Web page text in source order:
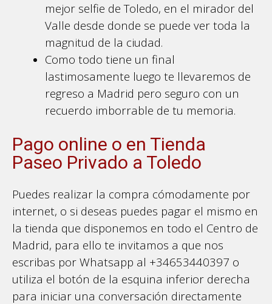
mejor selfie de Toledo, en el mirador del
Valle desde donde se puede ver toda la
magnitud de la ciudad.
Como todo tiene un final
lastimosamente luego te llevaremos de
regreso a Madrid pero seguro con un
recuerdo imborrable de tu memoria.
Pago online o en Tienda
Paseo Privado a Toledo
Puedes realizar la compra cómodamente por
internet, o si deseas puedes pagar el mismo en
la tienda que disponemos en todo el Centro de
Madrid, para ello te invitamos a que nos
escribas por Whatsapp al +34653440397 o
utiliza el botón de la esquina inferior derecha
para iniciar una conversación directamente